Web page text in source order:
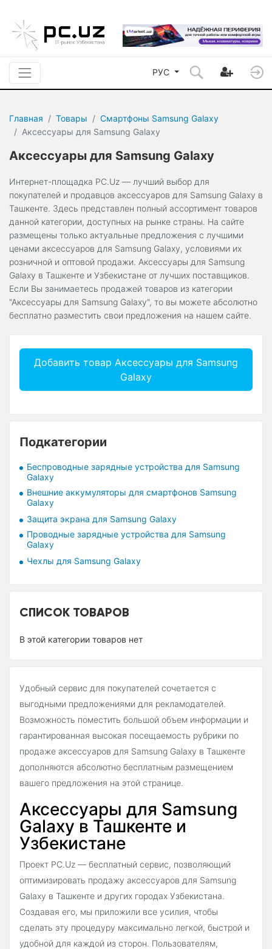
РУС
Главная Товары
Смартфоны Samsung Galaxy
Аксессуары для Samsung Galaxy
Аксессуары для Samsung Galaxy
Интернет-площадка PC.Uz — лучший выбор для
покупателей и продавцов аксессуаров для Samsung Galaxy в
Ташкенте. Здесь представлен полный ассортимент товаров
данной категории, доступных на рынке страны. На сайте
размещены только актуальные предложения с лучшими
ценами аксессуаров для Samsung Galaxy, условиями их
розничной и оптовой продажи. Аксессуары для Samsung
Galaxy в Ташкенте и Узбекистане от лучших поставщиков.
Если Вы занимаетесь продажей товаров из категории
"Аксессуары для Samsung Galaxy", то вы можете абсолютно
бесплатно разместить свои предложения на нашем сайте.
Добавить товар Аксессуары для Samsung
Galaxy
Подкатегории
Беспроводные зарядные устройства для Samsung
Galaxy
Внешние аккумуляторы для смартфонов Samsung
Galaxy
Защита экрана для Samsung Galaxy
Проводные зарядные устройства для Samsung
Galaxy
Чехлы для Samsung Galaxy
СПИСОК ТОВАРОВ
В этой категории товаров нет
Удобный сервис для покупателей сочетается с
выгодными предложениями для рекламодателей.
Возможность поместить большой объем информации и
гарантированная высокая посещаемость рубрики по
продаже аксессуаров для Samsung Galaxy в Ташкенте
дополняются абсолютно бесплатным размещением
вашего предложения на этой странице.
Аксессуары для Samsung
Galaxy в Ташкенте и
Узбекистане
Проект PC.Uz — бесплатный сервис, позволяющий
оптимизировать продажу аксессуаров для Samsung
Galaxy в Ташкенте и других городах Узбекистана.
Создавая его, мы приложили все усилия, чтобы
сделать эту процедуру максимально легкой, быстрой и
удобной для каждой из сторон. Пользователям,